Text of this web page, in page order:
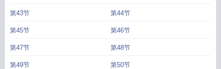
第43节 第44节
第45节 第46节
第47节 第48节
第49节 第50节